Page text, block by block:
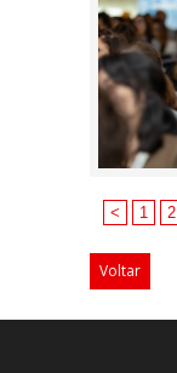
< 1 2
Voltar